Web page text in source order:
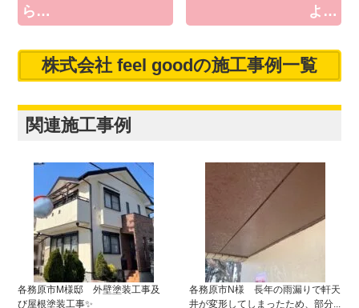
ら…
よ…
株式会社 feel goodの施工事例一覧
関連施工事例
各務原市M様邸 外壁塗装工事及
び屋根塗装工事✨
各務原市N様 長年の雨漏りで軒天
井が変形してしまったため、部分...